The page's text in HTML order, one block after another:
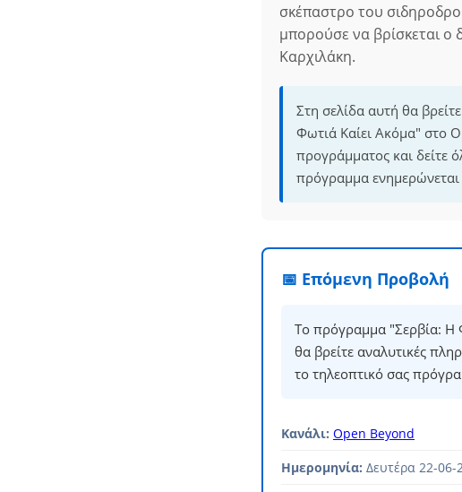
σκέπαστρο του
μπορούσε να βρίσκεται ο
Καρχιλάκη.
Στη σελίδα αυτή θα
Φωτιά Καίει Ακόμα" στο
προγράμματος και δείτε
πρόγραμμα ενημερώνεται
📅 Επόμενη Προβολή
Το πρόγραμμα "Σερβία: Η
θα βρείτε αναλυτικές
το τηλεοπτικό σας
Κανάλι: Open Beyond
Ημερομηνία: Δευτέρα 22-06-